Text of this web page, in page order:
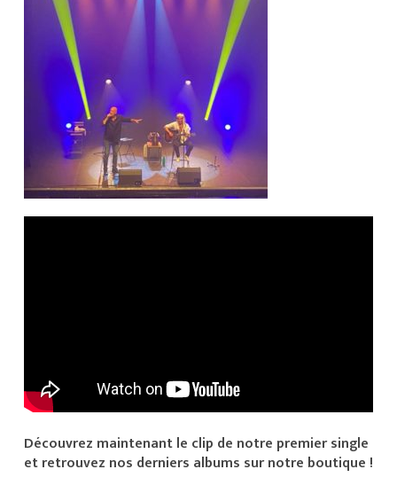
Découvrez maintenant le clip de notre premier single
et retrouvez nos derniers albums sur notre boutique !